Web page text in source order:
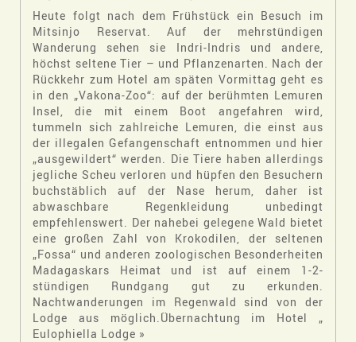
Heute folgt nach dem Frühstück ein Besuch im
Mitsinjo Reservat. Auf der mehrstündigen
Wanderung sehen sie Indri-Indris und andere,
höchst seltene Tier – und Pflanzenarten. Nach der
Rückkehr zum Hotel am späten Vormittag geht es
in den „Vakona-Zoo“: auf der berühmten Lemuren
Insel, die mit einem Boot angefahren wird,
tummeln sich zahlreiche Lemuren, die einst aus
der illegalen Gefangenschaft entnommen und hier
„ausgewildert“ werden. Die Tiere haben allerdings
jegliche Scheu verloren und hüpfen den Besuchern
buchstäblich auf der Nase herum, daher ist
abwaschbare Regenkleidung unbedingt
empfehlenswert. Der nahebei gelegene Wald bietet
eine großen Zahl von Krokodilen, der seltenen
„Fossa“ und anderen zoologischen Besonderheiten
Madagaskars Heimat und ist auf einem 1-2-
stündigen Rundgang gut zu erkunden.
Nachtwanderungen im Regenwald sind von der
Lodge aus möglich.Übernachtung im Hotel „
Eulophiella Lodge »